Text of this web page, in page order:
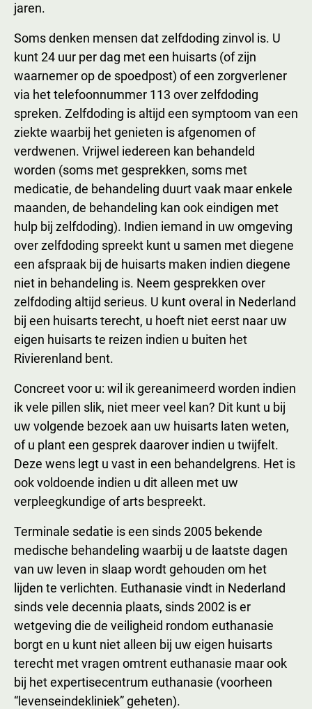
jaren.
Soms denken mensen dat zelfdoding zinvol is. U
kunt 24 uur per dag met een huisarts (of zijn
waarnemer op de spoedpost) of een zorgverlener
via het telefoonnummer 113 over zelfdoding
spreken. Zelfdoding is altijd een symptoom van een
ziekte waarbij het genieten is afgenomen of
verdwenen. Vrijwel iedereen kan behandeld
worden (soms met gesprekken, soms met
medicatie, de behandeling duurt vaak maar enkele
maanden, de behandeling kan ook eindigen met
hulp bij zelfdoding). Indien iemand in uw omgeving
over zelfdoding spreekt kunt u samen met diegene
een afspraak bij de huisarts maken indien diegene
niet in behandeling is. Neem gesprekken over
zelfdoding altijd serieus. U kunt overal in Nederland
bij een huisarts terecht, u hoeft niet eerst naar uw
eigen huisarts te reizen indien u buiten het
Rivierenland bent.
Concreet voor u: wil ik gereanimeerd worden indien
ik vele pillen slik, niet meer veel kan? Dit kunt u bij
uw volgende bezoek aan uw huisarts laten weten,
of u plant een gesprek daarover indien u twijfelt.
Deze wens legt u vast in een behandelgrens. Het is
ook voldoende indien u dit alleen met uw
verpleegkundige of arts bespreekt.
Terminale sedatie is een sinds 2005 bekende
medische behandeling waarbij u de laatste dagen
van uw leven in slaap wordt gehouden om het
lijden te verlichten. Euthanasie vindt in Nederland
sinds vele decennia plaats, sinds 2002 is er
wetgeving die de veiligheid rondom euthanasie
borgt en u kunt niet alleen bij uw eigen huisarts
terecht met vragen omtrent euthanasie maar ook
bij het expertisecentrum euthanasie (voorheen
“levenseindekliniek” geheten).